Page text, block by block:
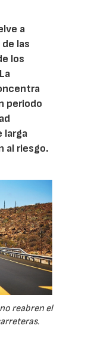
a
las
los
periodo
larga
al riesgo.
reabren el